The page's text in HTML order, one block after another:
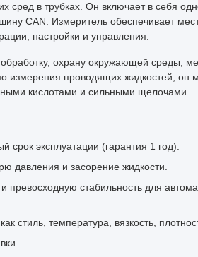
сред в трубках. Он включает в себя
CAN. Измеритель обеспечивает
настройки и управления.
охрану окружающей среды,
измерения проводящих жидкостей, он
кислотами и сильными щелочами.
срок эксплуатации (гарантия 1 год).
давления и засорение жидкости.
превосходную стабильность для
стиль, температура, вязкость,